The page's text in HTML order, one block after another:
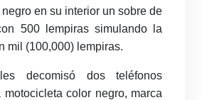
en su interior un sobre de
500 lempiras simulando la
mil (100,000) lempiras.
decomisó dos teléfonos
color negro, marca